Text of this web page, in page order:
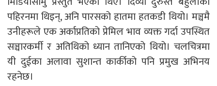
पहिरनमा थिइन्, अनि पारसको हातमा हतकडी थियो। मञ्चमै
उनीहरूले एक अर्काप्रतिको प्रेमिल भाव व्यक्त गर्दा उपस्थित
सञ्चारकर्मी र अतिथिको ध्यान तानिएको थियो। चलचित्रमा
यी दुईका अलावा सुशान्त कार्कीको पनि प्रमुख अभिनय
रहनेछ।